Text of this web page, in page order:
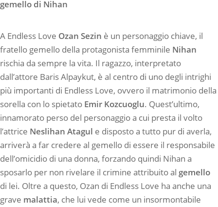
gemello di Nihan
A Endless Love Ozan Sezin è un personaggio chiave, il
fratello gemello della protagonista femminile Nihan
rischia da sempre la vita. Il ragazzo, interpretato
dall’attore Baris Alpaykut, è al centro di uno degli intrighi
più importanti di Endless Love, ovvero il matrimonio della
sorella con lo spietato Emir Kozcuoglu. Quest’ultimo,
innamorato perso del personaggio a cui presta il volto
l’attrice Neslihan Atagul e disposto a tutto pur di averla,
arriverà a far credere al gemello di essere il responsabile
dell’omicidio di una donna, forzando quindi Nihan a
sposarlo per non rivelare il crimine attribuito al gemello
di lei. Oltre a questo, Ozan di Endless Love ha anche una
grave malattia, che lui vede come un insormontabile